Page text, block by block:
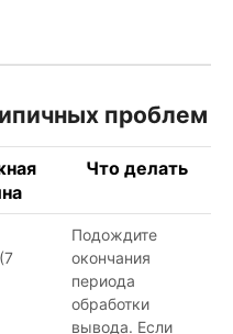
ых проблем
Что делать
Подождите
окончания
периода
обработки
вывода. Если